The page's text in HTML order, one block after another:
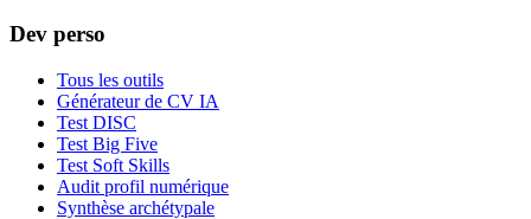
Dev perso
Tous les outils
Générateur de CV IA
Test DISC
Test Big Five
Test Soft Skills
Audit profil numérique
Synthèse archétypale